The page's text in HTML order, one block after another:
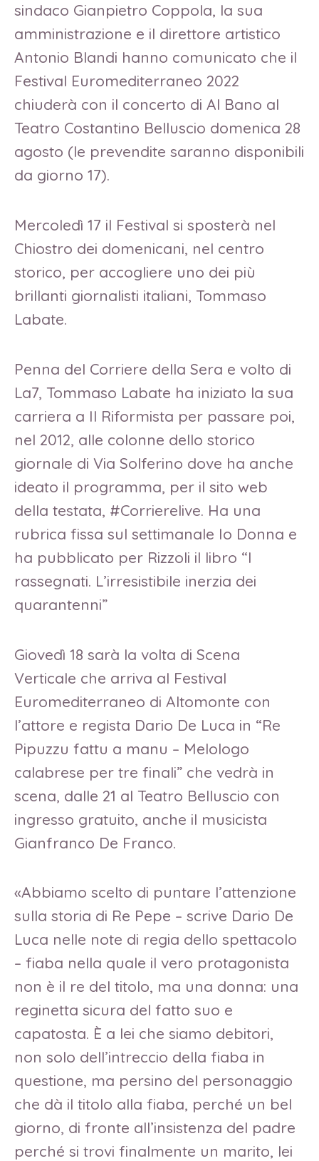
sindaco Gianpietro Coppola, la sua
amministrazione e il direttore artistico
Antonio Blandi hanno comunicato che il
Festival Euromediterraneo 2022
chiuderà con il concerto di Al Bano al
Teatro Costantino Belluscio domenica 28
agosto (le prevendite saranno disponibili
da giorno 17).
Mercoledì 17 il Festival si sposterà nel
Chiostro dei domenicani, nel centro
storico, per accogliere uno dei più
brillanti giornalisti italiani, Tommaso
Labate.
Penna del Corriere della Sera e volto di
La7, Tommaso Labate ha iniziato la sua
carriera a Il Riformista per passare poi,
nel 2012, alle colonne dello storico
giornale di Via Solferino dove ha anche
ideato il programma, per il sito web
della testata, #Corrierelive. Ha una
rubrica fissa sul settimanale Io Donna e
ha pubblicato per Rizzoli il libro “I
rassegnati. L’irresistibile inerzia dei
quarantenni”
Giovedì 18 sarà la volta di Scena
Verticale che arriva al Festival
Euromediterraneo di Altomonte con
l’attore e regista Dario De Luca in “Re
Pipuzzu fattu a manu – Melologo
calabrese per tre finali” che vedrà in
scena, dalle 21 al Teatro Belluscio con
ingresso gratuito, anche il musicista
Gianfranco De Franco.
«Abbiamo scelto di puntare l’attenzione
sulla storia di Re Pepe – scrive Dario De
Luca nelle note di regia dello spettacolo
– fiaba nella quale il vero protagonista
non è il re del titolo, ma una donna: una
reginetta sicura del fatto suo e
capatosta. È a lei che siamo debitori,
non solo dell’intreccio della fiaba in
questione, ma persino del personaggio
che dà il titolo alla fiaba, perché un bel
giorno, di fronte all’insistenza del padre
perché si trovi finalmente un marito, lei